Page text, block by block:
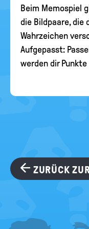
Beim Memospiel
die Bildpaare, die
Wahrzeichen
Aufgepasst:
werden dir Punkte
ZURÜCK
FOOTER